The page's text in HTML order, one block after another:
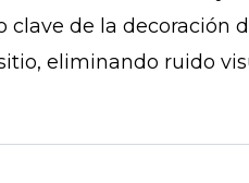
de la decoración
eliminando ruido